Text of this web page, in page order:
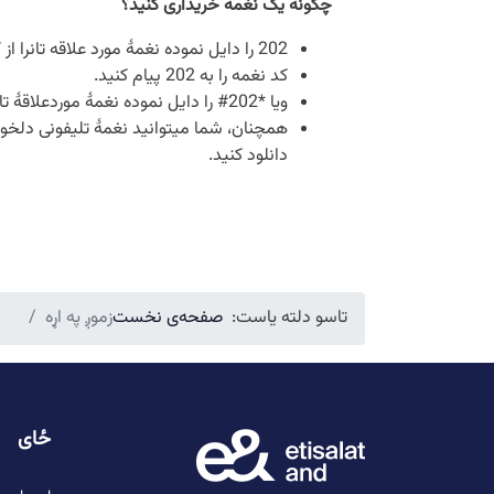
چگونه یک نغمه خریداری کنید؟
202 را دایل نموده نغمۀ مورد علاقه تانرا از کتگوری های مختلف انتخاب کنید.
کد نغمه را به 202 پیام کنید.
ویا *202# را دایل نموده نغمۀ موردعلاقۀ تانرا از لیست انتخاب نمایید.
همچنان، شما میتوانید نغمۀ تلیفونی
دانلود کنید.
تاسو دلته یاست: صفحه‌ی نخستزموږ په اړه
ځای